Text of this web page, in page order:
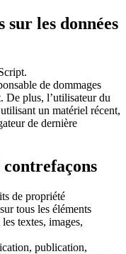
les données
de dommages
De plus, l’utilisateur du
un matériel récent,
de dernière
de propriété
tous les éléments
textes, images,
publication,